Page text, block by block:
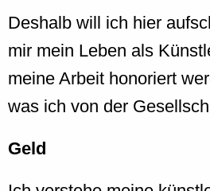
Deshalb will ich hier
mir mein Leben als
meine Arbeit honoriert
was ich von der
Geld